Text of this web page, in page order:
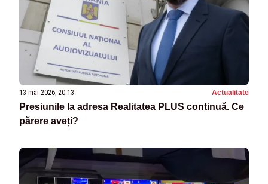
13 mai 2026, 20:13 Actualitate
Presiunile la adresa Realitatea PLUS continuă. Ce
părere aveți?